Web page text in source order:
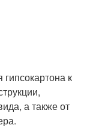
к
а также от